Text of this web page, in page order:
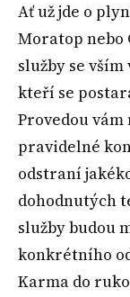
Ať už jde o
Moratop nebo
služby se
kteří se
Provedou
pravidelné
odstraní
dohodnutých
služby budou
konkrétního
Karma do